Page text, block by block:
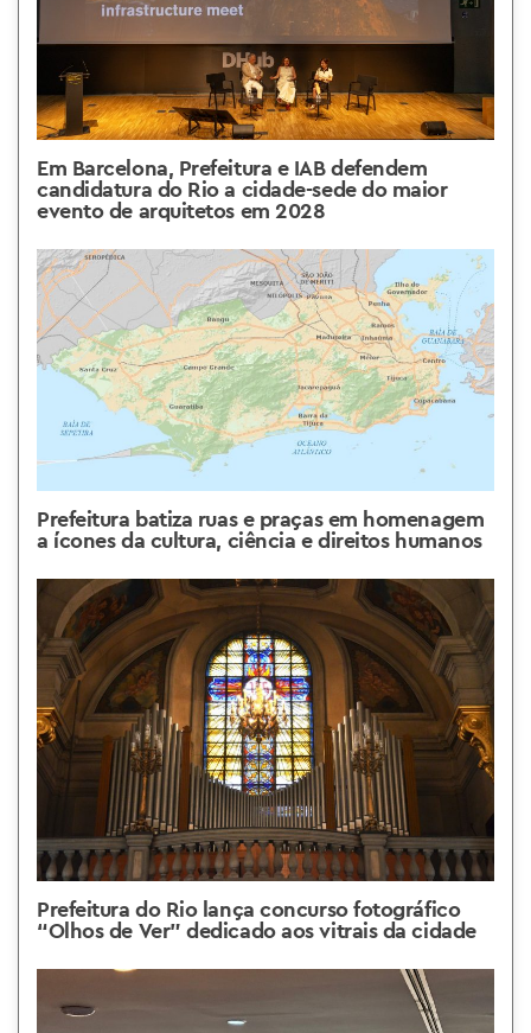
Em Barcelona, Prefeitura e IAB defendem
candidatura do Rio a cidade-sede do maior
evento de arquitetos em 2028
Prefeitura batiza ruas e praças em homenagem
a ícones da cultura, ciência e direitos humanos
Prefeitura do Rio lança concurso fotográfico
“Olhos de Ver” dedicado aos vitrais da cidade